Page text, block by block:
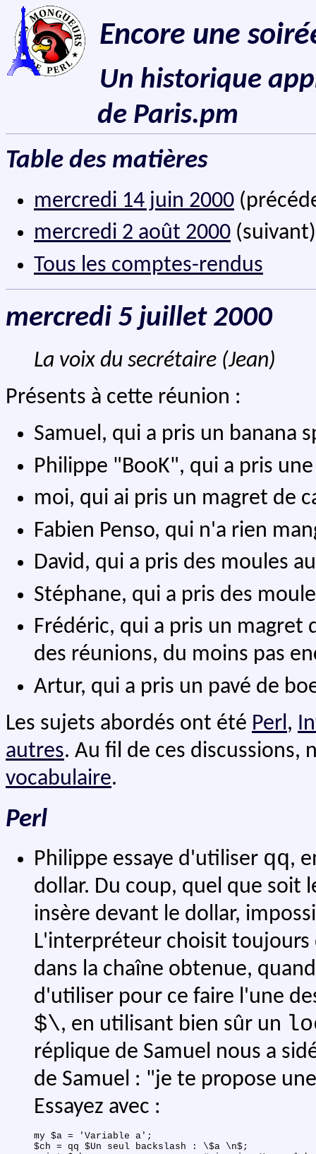
Encore une
Un historique
de Paris.pm
Table des matières
mercredi 14 juin 2000
mercredi 2 août 2000 (suivant)
Tous les comptes-rendus
mercredi 5 juillet 2000
La voix du secrétaire (Jean)
Présents à cette réunion :
Samuel, qui a pris un banana
Philippe "BooK", qui a pris
moi, qui ai pris un magret de
Fabien Penso, qui n'a rien
David, qui a pris des moules
Stéphane, qui a pris des
Frédéric, qui a pris un magret
des réunions, du moins pas
Artur, qui a pris un pavé de
Les sujets abordés ont été Perl,
autres. Au fil de ces discussions,
vocabulaire.
Perl
Philippe essaye d'utiliser qq,
dollar. Du coup, quel que soit
insère devant le dollar,
L'interpréteur choisit
dans la chaîne obtenue,
d'utiliser pour ce faire l'une
$\, en utilisant bien sûr un
réplique de Samuel nous a
de Samuel : "je te propose
Essayez avec :
my $a = 'Variable a';
$ch = qq $Un seul backslash : \$a \n$;